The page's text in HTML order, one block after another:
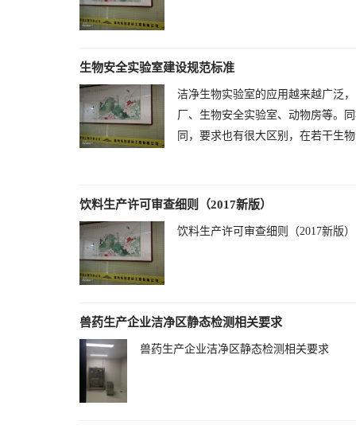
生物安全实验室建设规范标准
洁净生物实验室的应用越来越广泛
厂、生物安全实验室、动物房等。
同，要求也有很大区别，在若干生
饮料生产许可审查细则（2017新版）
饮料生产许可审查细则（2017新版）
兽药生产企业洁净区静态检测相关要求
兽药生产企业洁净区静态检测相关要求